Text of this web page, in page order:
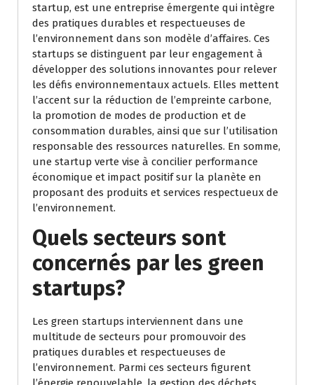
startup, est une entreprise émergente qui intègre
des pratiques durables et respectueuses de
l’environnement dans son modèle d’affaires. Ces
startups se distinguent par leur engagement à
développer des solutions innovantes pour relever
les défis environnementaux actuels. Elles mettent
l’accent sur la réduction de l’empreinte carbone,
la promotion de modes de production et de
consommation durables, ainsi que sur l’utilisation
responsable des ressources naturelles. En somme,
une startup verte vise à concilier performance
économique et impact positif sur la planète en
proposant des produits et services respectueux de
l’environnement.
Quels secteurs sont
concernés par les green
startups?
Les green startups interviennent dans une
multitude de secteurs pour promouvoir des
pratiques durables et respectueuses de
l’environnement. Parmi ces secteurs figurent